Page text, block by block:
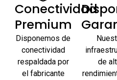
Conectividad
Premium
Disponemos de
conectividad
respaldada por
el fabricante
de